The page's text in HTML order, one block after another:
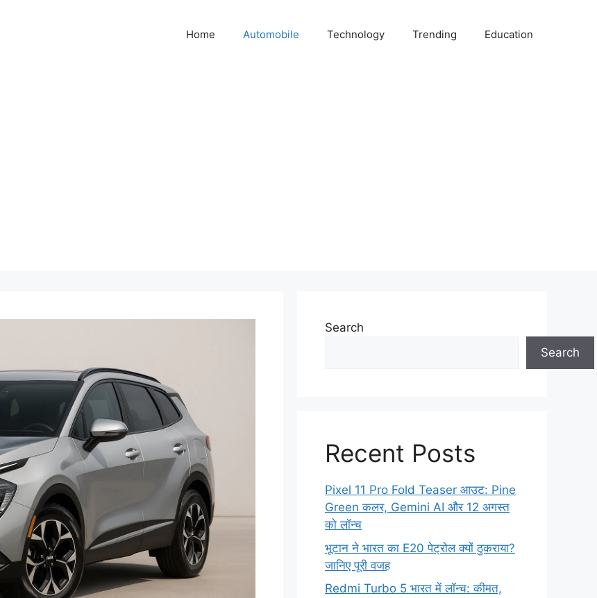
Home Automobile Technology Trending Education
Search
Search
Recent Posts
Pixel 11 Pro Fold Teaser आउट: Pine
Green कलर, Gemini AI और 12 अगस्त
को लॉन्च
भूटान ने भारत का E20 पेट्रोल क्यों ठुकराया?
जानिए पूरी वजह
Redmi Turbo 5 भारत में लॉन्च: कीमत,